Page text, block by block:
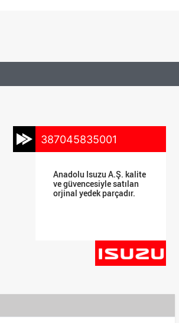
387045835001
Anadolu Isuzu A.Ş. kalite
ve güvencesiyle satılan
orjinal yedek parçadır.